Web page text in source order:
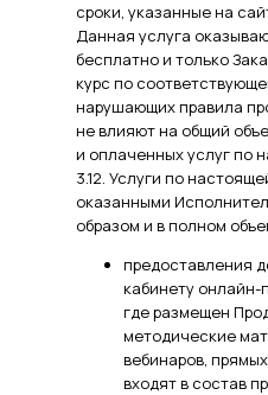
сроки, указанные на
Данная услуга
бесплатно и только
курс по
нарушающих правила
не влияют на общий
и оплаченных услуг по
3.12. Услуги по
оказанными
образом и в полном
предоставления
кабинету
где размещен
методические
вебинаров,
входят в состав